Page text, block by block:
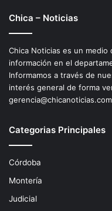
Chica – Noticias
Chica Noticias es un
información en el
Informamos a través de
interés general de forma
gerencia@chicanoticias.com
Categorias Principales
Córdoba
Montería
Judicial